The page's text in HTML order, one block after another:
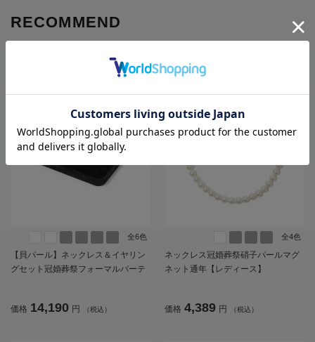
RECOMMEND
全6色
【貝パール】ネックレス＆イヤリン
グセット冠婚葬祭フォーマルパーテ
価格 14,190 円 （税込）
全4色
ネックレス冠婚葬祭硝子パールマグ
ネット通年【レディース】
価格 4,389 円 （税込）